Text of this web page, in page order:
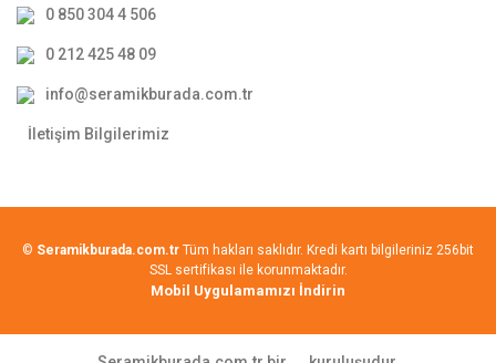
0 850 304 4 506
0 212 425 48 09
info@seramikburada.com.tr
İletişim Bilgilerimiz
© Seramikburada.com.tr Tüm hakları saklıdır. Kredi kartı bilgileriniz 256bit
SSL sertifikası ile korunmaktadır.
Mobil Uygulamamızı İndirin